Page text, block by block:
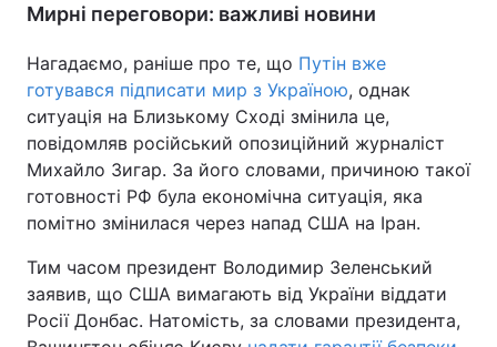
Мирні переговори: важливі новини
Нагадаємо, раніше про те, що Путін вже
готувався підписати мир з Україною, однак
ситуація на Близькому Сході змінила це,
повідомляв російський опозиційний журналіст
Михайло Зигар. За його словами, причиною такої
готовності РФ була економічна ситуація, яка
помітно змінилася через напад США на Іран.
Тим часом президент Володимир Зеленський
заявив, що США вимагають від України віддати
Росії Донбас. Натомість, за словами президента,